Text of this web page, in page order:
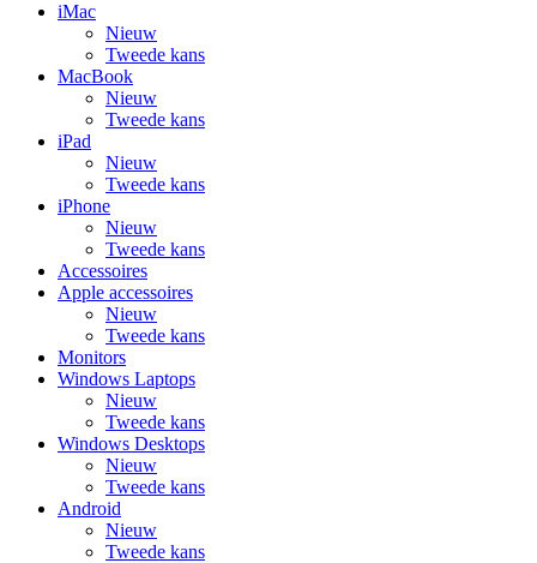
iMac
Nieuw
Tweede kans
MacBook
Nieuw
Tweede kans
iPad
Nieuw
Tweede kans
iPhone
Nieuw
Tweede kans
Accessoires
Apple accessoires
Nieuw
Tweede kans
Monitors
Windows Laptops
Nieuw
Tweede kans
Windows Desktops
Nieuw
Tweede kans
Android
Nieuw
Tweede kans